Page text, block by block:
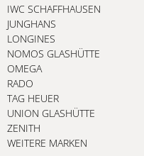
IWC SCHAFFHAUSEN
JUNGHANS
LONGINES
NOMOS GLASHÜTTE
OMEGA
RADO
TAG HEUER
UNION GLASHÜTTE
ZENITH
WEITERE MARKEN